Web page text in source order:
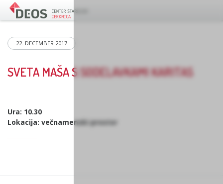
22. DECEMBER 2017
SVETA MAŠA S SODELAVKAMI KARITAS
Ura: 10.30
Lokacija: večnamenski prostor